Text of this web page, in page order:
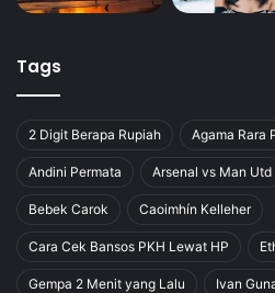
Tags
2 Digit Berapa Rupiah Agama Rara
Andini Permata Arsenal vs Man Utd
Bebek Carok Caoimhín Kelleher
Cara Cek Bansos PKH Lewat HP
Gempa 2 Menit yang Lalu Ivan